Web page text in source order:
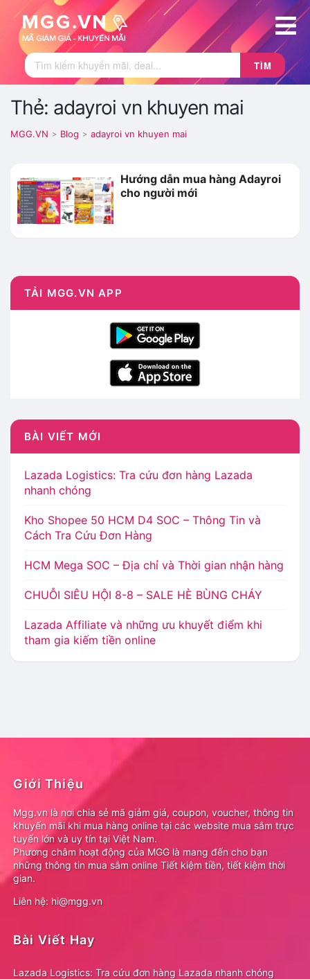
TÌM
Thẻ: adayroi vn khuyen mai
MGG.VN > Blog > adayroi vn khuyen mai
Hướng dẫn mua hàng Adayroi
cho người mới
TẢI MGG.VN APP
BÀI VIẾT MỚI
Lazada Logistics: Tra cứu đơn hàng Lazada
nhanh chóng
Kho Shopee 50 HCM D4 SOC – Thông Tin và
Cách Tra Cứu Đơn Hàng
HCM Mega SOC – Địa chỉ và Thời gian nhận hàng
CHUỖI SIÊU HỘI 8-8 – SALE HÈ BÙNG CHÁY
Lazada Affiliate và những ưu khuyết điểm khi
tham gia kiếm tiền online
Giới Thiệu
Mgg.vn là nơi chia sẻ mã giảm giá, coupon, voucher, thông tin
khuyến mãi khi mua hàng online tại các website mua sắm trực
tuyến lớn và uy tín tại Việt Nam.
Phương châm hoạt động của MGG là mang đến cho bạn
những thông tin mua sắm online Tiết kiệm tiền, tiết kiệm thời
gian.
Liên hệ: hi@mgg.vn
Bài Viết Hay
Lazada Logistics: Tra cứu đơn hàng Lazada nhanh chóng